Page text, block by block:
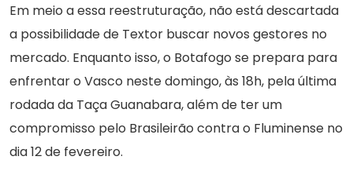
Em meio a essa reestruturação, não está descartada
a possibilidade de Textor buscar novos gestores no
mercado. Enquanto isso, o Botafogo se prepara para
enfrentar o Vasco neste domingo, às 18h, pela última
rodada da Taça Guanabara, além de ter um
compromisso pelo Brasileirão contra o Fluminense no
dia 12 de fevereiro.